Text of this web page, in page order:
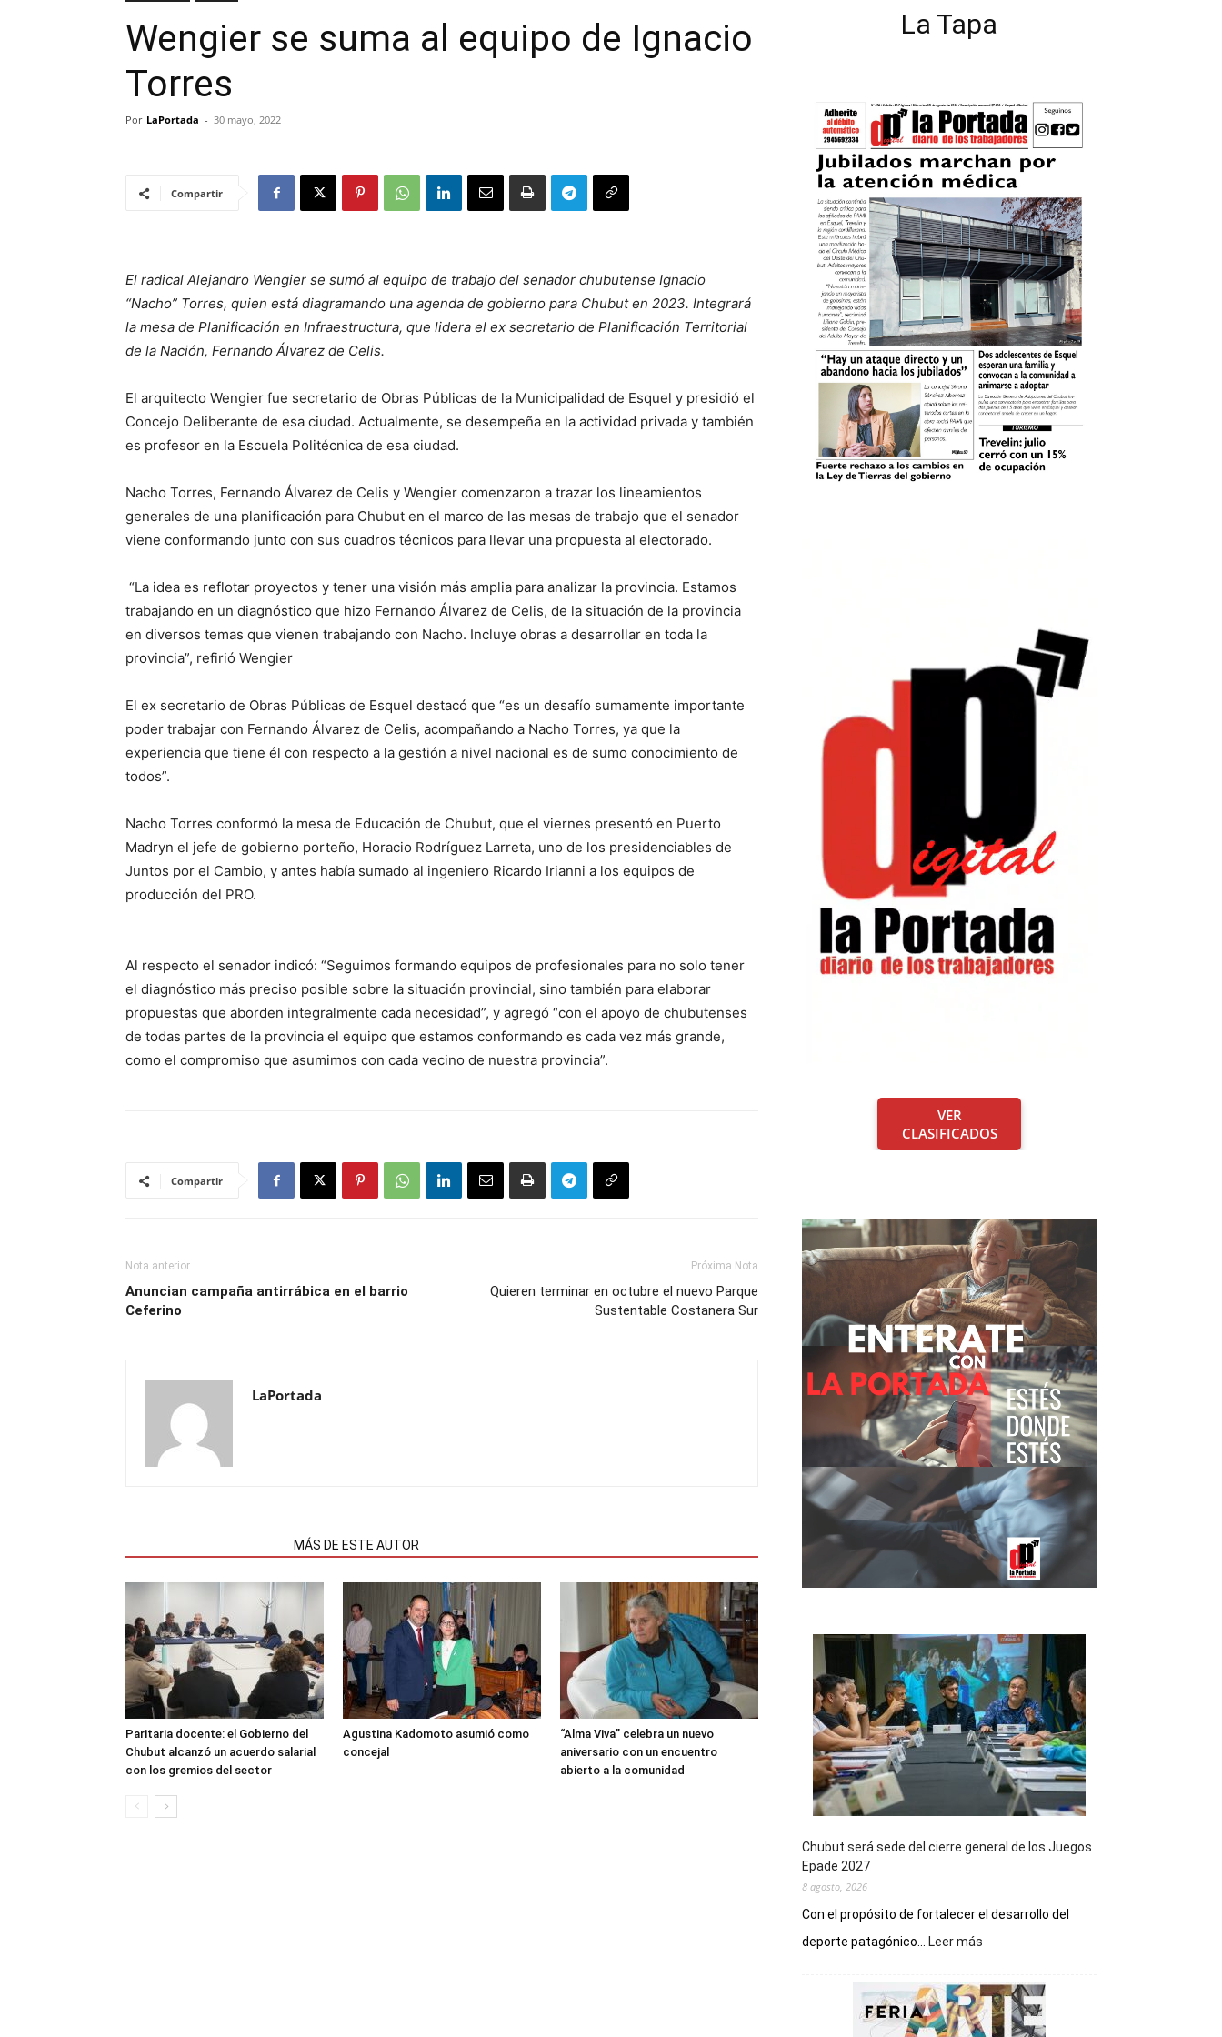
Wengier se suma al equipo de Ignacio
Torres
Por LaPortada - 30 mayo, 2022
Compartir
El radical Alejandro Wengier se sumó al equipo de trabajo del senador chubutense Ignacio
“Nacho” Torres, quien está diagramando una agenda de gobierno para Chubut en 2023. Integrará
la mesa de Planificación en Infraestructura, que lidera el ex secretario de Planificación Territorial
de la Nación, Fernando Álvarez de Celis.
El arquitecto Wengier fue secretario de Obras Públicas de la Municipalidad de Esquel y presidió el
Concejo Deliberante de esa ciudad. Actualmente, se desempeña en la actividad privada y también
es profesor en la Escuela Politécnica de esa ciudad.
Nacho Torres, Fernando Álvarez de Celis y Wengier comenzaron a trazar los lineamientos
generales de una planificación para Chubut en el marco de las mesas de trabajo que el senador
viene conformando junto con sus cuadros técnicos para llevar una propuesta al electorado.
“La idea es reflotar proyectos y tener una visión más amplia para analizar la provincia. Estamos
trabajando en un diagnóstico que hizo Fernando Álvarez de Celis, de la situación de la provincia
en diversos temas que vienen trabajando con Nacho. Incluye obras a desarrollar en toda la
provincia”, refirió Wengier
El ex secretario de Obras Públicas de Esquel destacó que “es un desafío sumamente importante
poder trabajar con Fernando Álvarez de Celis, acompañando a Nacho Torres, ya que la
experiencia que tiene él con respecto a la gestión a nivel nacional es de sumo conocimiento de
todos”.
Nacho Torres conformó la mesa de Educación de Chubut, que el viernes presentó en Puerto
Madryn el jefe de gobierno porteño, Horacio Rodríguez Larreta, uno de los presidenciables de
Juntos por el Cambio, y antes había sumado al ingeniero Ricardo Irianni a los equipos de
producción del PRO.
Al respecto el senador indicó: “Seguimos formando equipos de profesionales para no solo tener
el diagnóstico más preciso posible sobre la situación provincial, sino también para elaborar
propuestas que aborden integralmente cada necesidad”, y agregó “con el apoyo de chubutenses
de todas partes de la provincia el equipo que estamos conformando es cada vez más grande,
como el compromiso que asumimos con cada vecino de nuestra provincia”.
Compartir
Nota anterior
Anuncian campaña antirrábica en el barrio
Ceferino
Próxima Nota
Quieren terminar en octubre el nuevo Parque
Sustentable Costanera Sur
LaPortada
MÁS DE ESTE AUTOR
Paritaria docente: el Gobierno del
Chubut alcanzó un acuerdo salarial
con los gremios del sector
Agustina Kadomoto asumió como
concejal
“Alma Viva” celebra un nuevo
aniversario con un encuentro
abierto a la comunidad
La Tapa
VER
CLASIFICADOS
Chubut será sede del cierre general de los Juegos
Epade 2027
8 agosto, 2026
Con el propósito de fortalecer el desarrollo del
deporte patagónico...
Leer más
sede
del